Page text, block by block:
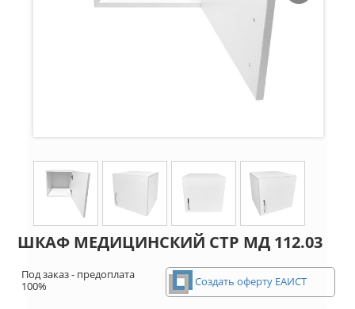
ШКАФ МЕДИЦИНСКИЙ СТР МД 112.03
Под заказ - предоплата
100%
Создать оферту ЕАИСТ